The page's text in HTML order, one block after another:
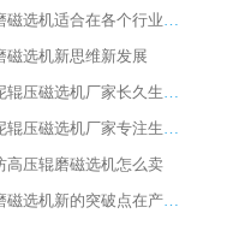
辊磨磁选机适合在各个行业生产使用
磁选机新思维新发展
水泥辊压磁选机厂家长久生存的关键
水泥辊压磁选机厂家专注生产国际领先设备
高压辊磨磁选机怎么卖
辊磨磁选机新的突破点在产品质量